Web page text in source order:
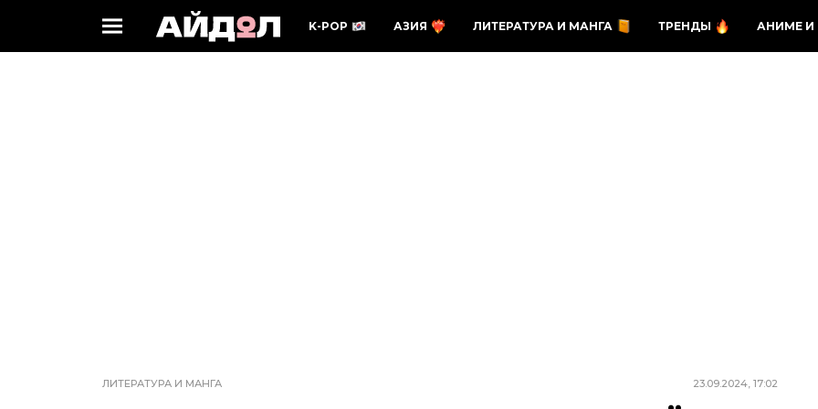
K-POP АЗИЯ ЛИТЕРАТУРА И МАНГА ТРЕНДЫ АНИМЕ И
ЛИТЕРАТУРА И МАНГА 23.09.2024, 17:02